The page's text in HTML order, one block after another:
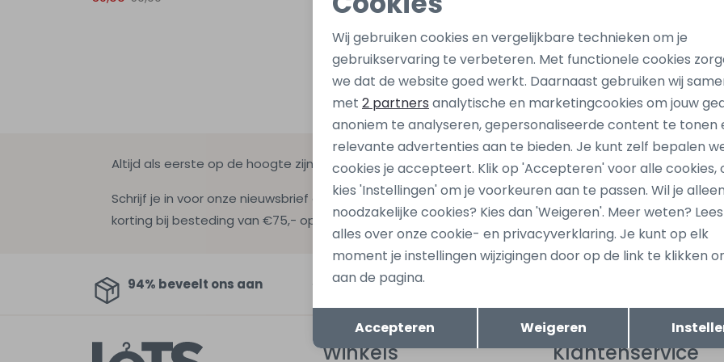
Altijd als eerste op de hoogte zijn?
Schrijf je in voor onze nieuwsbrief en ontvang dan ook gelijk €5,-
korting bij besteding van €75,- op de nieuwe collectie!
Hoe we met je data
94% beveelt ons aan Automatisch sparen voor korting
Winkels Klantenservice
Noodzakelijke cookies
Analytische cookies Marketing cookies
Terug Opslaan
Wij gebruiken cookies en vergelijkbare technieken om je
gebruikservaring te verbeteren. Met functionele cookies
we dat de website goed werkt. Daarnaast gebruiken wij
met 2 partners analytische en marketingcookies om jouw
anoniem te analyseren, gepersonaliseerde content te tonen
relevante advertenties aan te bieden. Je kunt zelf bepalen
cookies je accepteert. Klik op 'Accepteren' voor alle cookies,
kies 'Instellingen' om je voorkeuren aan te passen. Wil je alleen
noodzakelijke cookies? Kies dan 'Weigeren'. Meer weten? Lees
alles over onze cookie- en privacyverklaring. Je kunt op elk
moment je instellingen wijzigingen door op de link te klikken
aan de pagina.
Accepteren Weigeren